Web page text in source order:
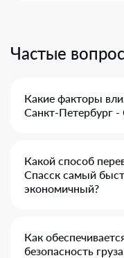
Частые
Какие факторы
Санкт-Петербург -
Какой способ
Спасск самый
экономичный?
Как
безопасность